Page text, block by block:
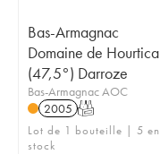
Bas-Armagnac
Domaine de Hourtica
(47,5°) Darroze
Bas-Armagnac AOC
2005 T
Lot de 1 bouteille | 5 en
stock